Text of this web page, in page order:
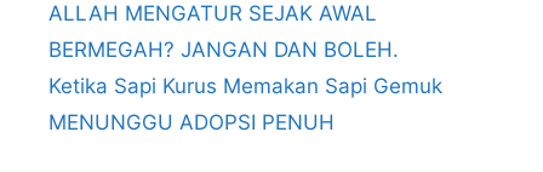
ALLAH MENGATUR SEJAK AWAL
BERMEGAH? JANGAN DAN BOLEH.
Ketika Sapi Kurus Memakan Sapi Gemuk
MENUNGGU ADOPSI PENUH